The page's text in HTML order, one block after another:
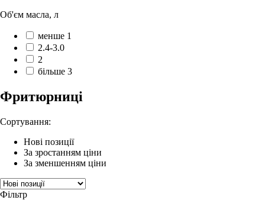
Об'єм масла, л
менше 1
2.4-3.0
2
більше 3
Фритюрниці
Сортування:
Нові позиції
За зростанням ціни
За зменшенням ціни
Фільтр